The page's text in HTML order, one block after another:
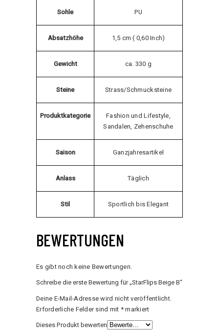
Sohle PU
Absatzhöhe 1,5 cm ( 0,60 Inch)
Gewicht ca. 330 g
Steine Strass/Schmucksteine
Produktkategorie
Fashion und Lifestyle,
Sandalen, Zehenschuhe
Saison Ganzjahresartikel
Anlass Täglich
Stil Sportlich bis Elegant
BEWERTUNGEN
Es gibt noch keine Bewertungen.
Schreibe die erste Bewertung für „StarFlips Beige B“
Deine E-Mail-Adresse wird nicht veröffentlicht.
Erforderliche Felder sind mit *markiert
Dieses Produkt bewerten